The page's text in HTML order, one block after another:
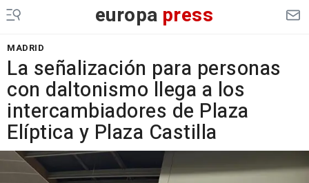
europa press
MADRID
La señalización para personas
con daltonismo llega a los
intercambiadores de Plaza
Elíptica y Plaza Castilla